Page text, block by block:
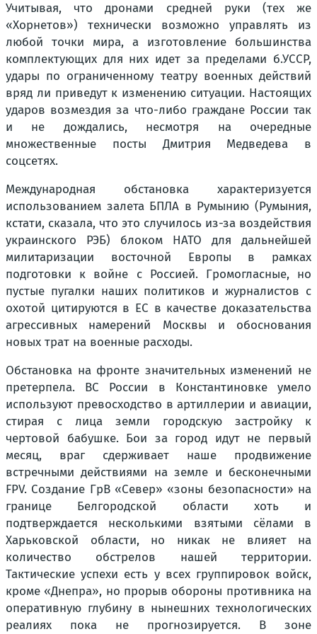
Учитывая, что дронами средней руки (тех же
«Хорнетов») технически возможно управлять из
любой точки мира, а изготовление большинства
комплектующих для них идет за пределами б.УССР,
удары по ограниченному театру военных действий
вряд ли приведут к изменению ситуации. Настоящих
ударов возмездия за что-либо граждане России так
и не дождались, несмотря на очередные
множественные посты Дмитрия Медведева в
соцсетях.
Международная обстановка характеризуется
использованием залета БПЛА в Румынию (Румыния,
кстати, сказала, что это случилось из-за воздействия
украинского РЭБ) блоком НАТО для дальнейшей
милитаризации восточной Европы в рамках
подготовки к войне с Россией. Громогласные, но
пустые пугалки наших политиков и журналистов с
охотой цитируются в ЕС в качестве доказательства
агрессивных намерений Москвы и обоснования
новых трат на военные расходы.
Обстановка на фронте значительных изменений не
претерпела. ВС России в Константиновке умело
используют превосходство в артиллерии и авиации,
стирая с лица земли городскую застройку к
чертовой бабушке. Бои за город идут не первый
месяц, враг сдерживает наше продвижение
встречными действиями на земле и бесконечными
FPV. Создание ГрВ «Север» «зоны безопасности» на
границе Белгородской области хоть и
подтверждается несколькими взятыми сёлами в
Харьковской области, но никак не влияет на
количество обстрелов нашей территории.
Тактические успехи есть у всех группировок войск,
кроме «Днепра», но прорыв обороны противника на
оперативную глубину в нынешних технологических
реалиях пока не прогнозируется. В зоне